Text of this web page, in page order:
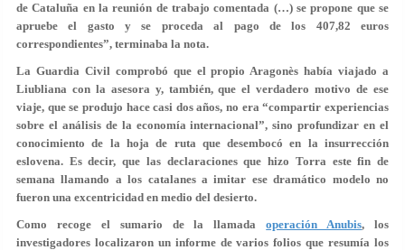
de Cataluña en la reunión de trabajo comentada (…) se propone que se
apruebe el gasto y se proceda al pago de los 407,82 euros
correspondientes”, terminaba la nota.
La Guardia Civil comprobó que el propio Aragonès había viajado a
Liubliana con la asesora y, también, que el verdadero motivo de ese
viaje, que se produjo hace casi dos años, no era “compartir experiencias
sobre el análisis de la economía internacional”, sino profundizar en el
conocimiento de la hoja de ruta que desembocó en la insurrección
eslovena. Es decir, que las declaraciones que hizo Torra este fin de
semana llamando a los catalanes a imitar ese dramático modelo no
fueron una excentricidad en medio del desierto.
Como recoge el sumario de la llamadaoperación Anubis, los
investigadores localizaron un informe de varios folios que resumía los